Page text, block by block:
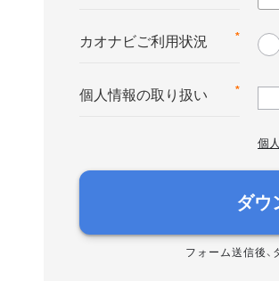
*
カオナビご利用状況
*
個人情報の取り扱い
個
ダウ
フォーム送信後